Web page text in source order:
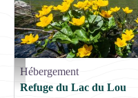
Lac du lou - V. Lottnberg
Hébergement
Refuge du Lac du Lou